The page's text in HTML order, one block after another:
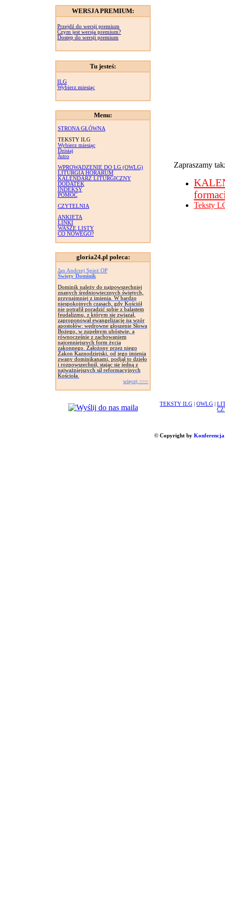
WERSJA PREMIUM:
Przejdź do wersji premium
Czym jest wersja premium?
Dostęp do wersji premium
Tu jesteś:
ILG
Wybierz miesiąc
Menu:
STRONA GŁÓWNA
TEKSTY ILG
Wybierz miesiąc
Dzisiaj
Jutro
WPROWADZENIE DO LG (OWLG)
LITURGIA HORARUM
KALENDARZ LITURGICZNY
DODATEK
INDEKSY
POMOC
CZYTELNIA
ANKIETA
LINKI
WASZE LISTY
CO NOWEGO?
gloria24.pl poleca:
Jan Andrzej Spież OP
Święty Dominik
Dominik należy do najpowszechniej
znanych średniowiecznych świętych,
przynajmniej z imienia. W bardzo
niespokojnych czasach, gdy Kościół
nie potrafił poradzić sobie z balastem
feudalizmu, z którym się związał,
zaproponował ewangelizację na wzór
apostołów: wędrowne głoszenie Słowa
Bożego, w zupełnym ubóstwie, a
równocześnie z zachowaniem
najcenniejszych form życia
zakonnego. Założony przez niego
Zakon Kaznodziejski, od jego imienia
zwany dominikanami, podjął to dzieło
i rozpowszechnił, stając się jedną z
najważniejszych sił reformacyjnych
Kościoła.
więcej >>>
Zapraszamy
Teksty
TEKSTY ILG OWLG
© Copyright by Konferencja